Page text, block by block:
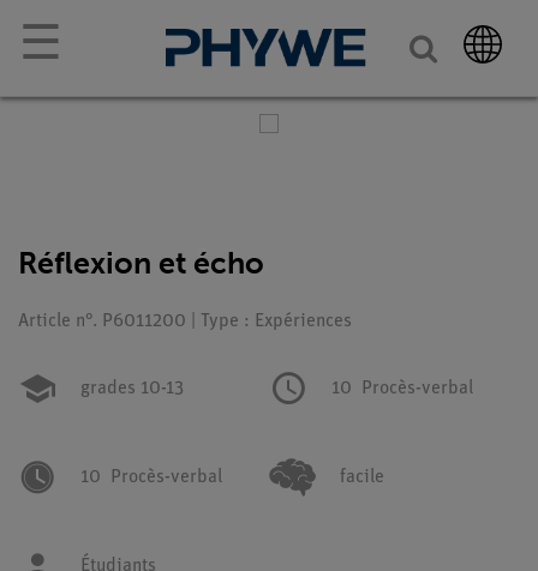
☰
Réflexion et écho
Article n°. P6011200 | Type : Expériences
grades 10-13 10 Procès-verbal
10 Procès-verbal facile
Étudiants